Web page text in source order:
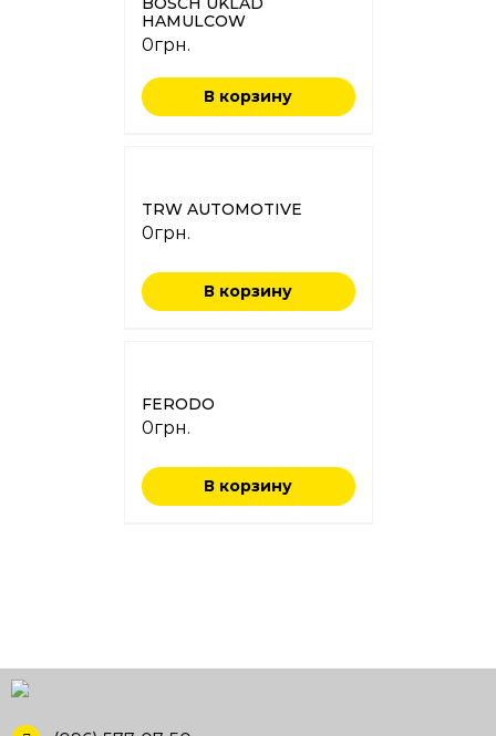
HAMULCOW
0грн.
В корзину
TRW AUTOMOTIVE
0грн.
В корзину
FERODO
0грн.
В корзину